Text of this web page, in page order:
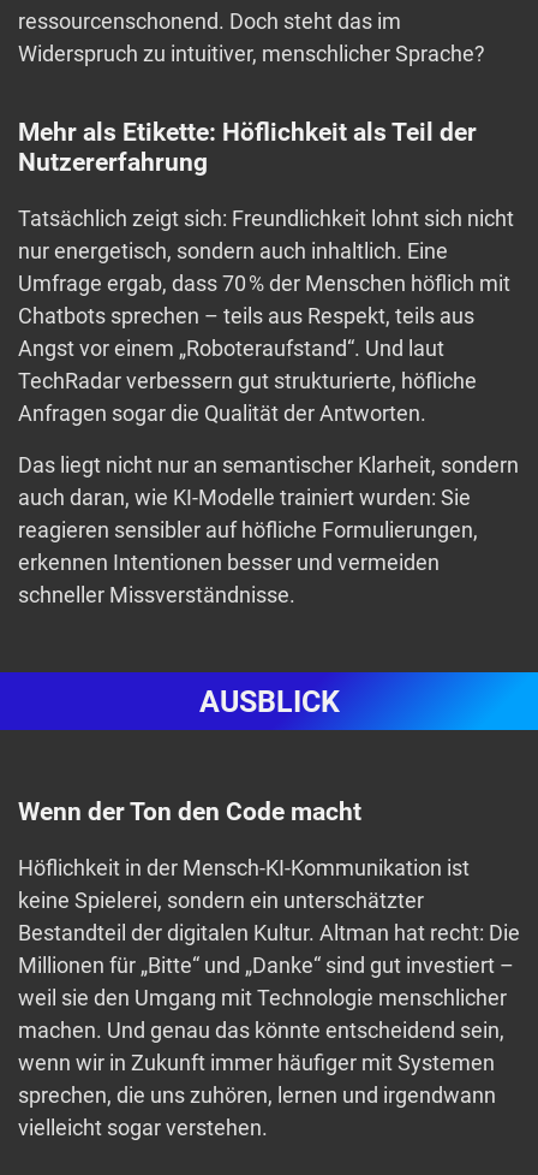
ressourcenschonend. Doch steht das im
Widerspruch zu intuitiver, menschlicher Sprache?
Mehr als Etikette: Höflichkeit als Teil der
Nutzererfahrung
Tatsächlich zeigt sich: Freundlichkeit lohnt sich nicht
nur energetisch, sondern auch inhaltlich. Eine
Umfrage ergab, dass 70 % der Menschen höflich mit
Chatbots sprechen – teils aus Respekt, teils aus
Angst vor einem „Roboteraufstand“. Und laut
TechRadar verbessern gut strukturierte, höfliche
Anfragen sogar die Qualität der Antworten.
Das liegt nicht nur an semantischer Klarheit, sondern
auch daran, wie KI-Modelle trainiert wurden: Sie
reagieren sensibler auf höfliche Formulierungen,
erkennen Intentionen besser und vermeiden
schneller Missverständnisse.
AUSBLICK
Wenn der Ton den Code macht
Höflichkeit in der Mensch-KI-Kommunikation ist
keine Spielerei, sondern ein unterschätzter
Bestandteil der digitalen Kultur. Altman hat recht: Die
Millionen für „Bitte“ und „Danke“ sind gut investiert –
weil sie den Umgang mit Technologie menschlicher
machen. Und genau das könnte entscheidend sein,
wenn wir in Zukunft immer häufiger mit Systemen
sprechen, die uns zuhören, lernen und irgendwann
vielleicht sogar verstehen.